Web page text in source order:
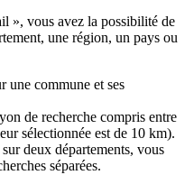
», vous avez la possibilité de
une région, un pays ou
une commune et ses
de recherche compris entre
sélectionnée est de 10 km).
deux départements, vous
séparées.